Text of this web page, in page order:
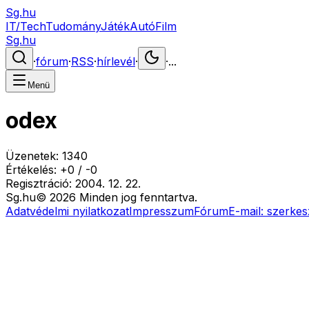
Sg.hu
IT/TechTudományJátékAutóFilm
Sg.hu
·fórum·RSS·hírlevél· ·...
Menü
odex
Üzenetek: 1340
Értékelés: +0 / -0
Regisztráció: 2004. 12. 22.
Sg.hu© 2026 Minden jog fenntartva.
Adatvédelmi nyilatkozatImpresszumFórumE-mail: